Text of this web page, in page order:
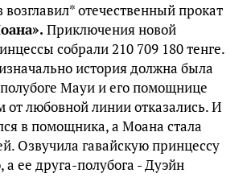
отечественный прокат
Приключения новой
собрали 210 709 180 тенге.
история должна была
Мауи и его помощнице
любовной линии отказались. И
в помощника, а Моана стала
Озвучила гавайскую принцессу
а ее друга-полубога - Дуэйн